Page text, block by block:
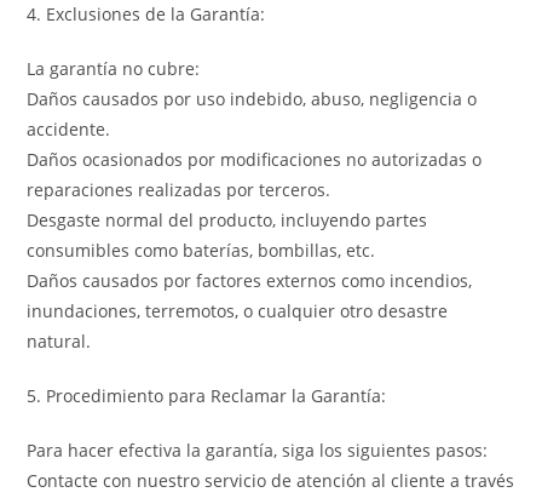
4. Exclusiones de la Garantía:
La garantía no cubre:
Daños causados por uso indebido, abuso, negligencia o
accidente.
Daños ocasionados por modificaciones no autorizadas o
reparaciones realizadas por terceros.
Desgaste normal del producto, incluyendo partes
consumibles como baterías, bombillas, etc.
Daños causados por factores externos como incendios,
inundaciones, terremotos, o cualquier otro desastre
natural.
5. Procedimiento para Reclamar la Garantía:
Para hacer efectiva la garantía, siga los siguientes pasos:
Contacte con nuestro servicio de atención al cliente a través